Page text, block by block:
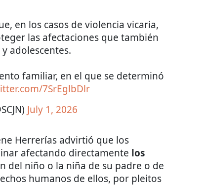
en los casos de violencia vicaria,
las afectaciones que también
adolescentes.
familiar, en el que se determinó
7SrEglbDlr
July 1, 2026
Herrerías advirtió que los
afectando directamente los
del niño o la niña de su padre o de
humanos de ellos, por pleitos